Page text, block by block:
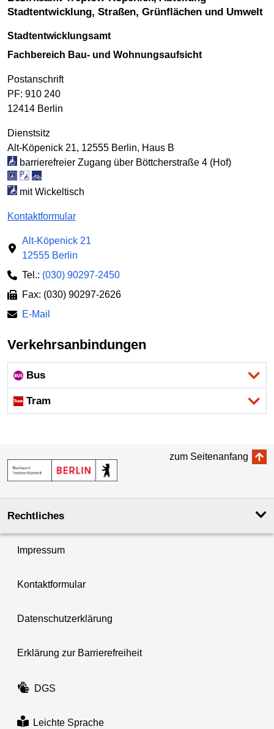
Stadtentwicklung, Straßen, Grünflächen und Umwelt
Stadtentwicklungsamt
Fachbereich Bau- und Wohnungsaufsicht
Postanschrift
PF: 910 240
12414 Berlin
Dienstsitz
Alt-Köpenick 21, 12555 Berlin, Haus B
barrierefreier Zugang über Böttcherstraße 4 (Hof)
mit Wickeltisch
Kontaktformular
Alt-Köpenick 21
12555 Berlin
Tel.: (030) 90297-2450
Fax: (030) 90297-2626
E-Mail
Verkehrsanbindungen
Bus
Tram
zum Seitenanfang
Rechtliches
Impressum
Kontaktformular
Datenschutzerklärung
Erklärung zur Barrierefreiheit
DGS
Leichte Sprache